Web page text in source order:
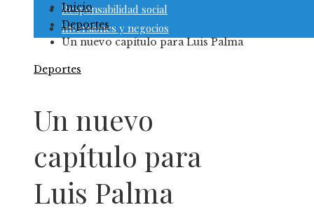
Responsabilidad social
Inversiones y negocios
Inicio
Deportes
Un nuevo capítulo para Luis Palma
Deportes
Un nuevo
capítulo para
Luis Palma